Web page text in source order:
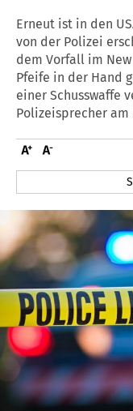
Erneut ist in den
von der Polizei
dem Vorfall im
Pfeife in der Hand
einer Schusswaffe
Polizeisprecher